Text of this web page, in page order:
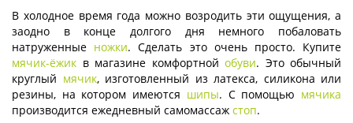
В холодное время года можно возродить эти ощущения, а
заодно в конце долгого дня немного побаловать
натруженные ножки. Сделать это очень просто. Купите
мячик-ёжик в магазине комфортной обуви. Это обычный
круглый мячик, изготовленный из латекса, силикона или
резины, на котором имеются шипы. С помощью мячика
производится ежедневный самомассаж стоп.